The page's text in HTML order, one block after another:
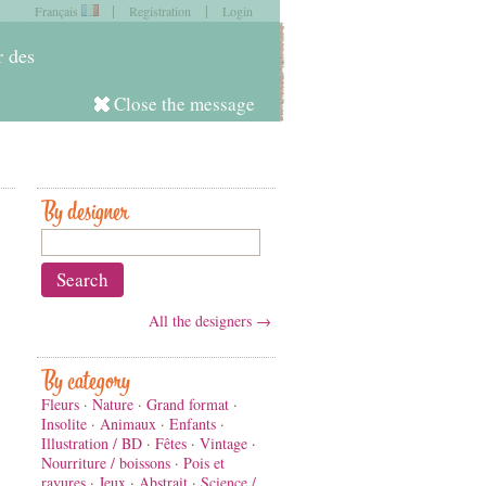
des
Close the message
Français | Registration | Login
in
Log in
By designer
All the designers →
By category
Fleurs · Nature · Grand format ·
Insolite · Animaux · Enfants ·
Illustration / BD · Fêtes · Vintage ·
Nourriture / boissons · Pois et